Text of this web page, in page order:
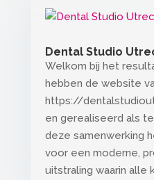
Dental Studio
Welkom bij het
hebben de website
https://
en gerealiseerd als
deze samenwerking
voor een moderne,
uitstraling waarin alle